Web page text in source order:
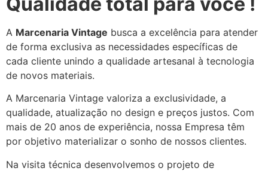
A Marcenaria Vintage busca a excelência para atender
de forma exclusiva as necessidades específicas de
cada cliente unindo a qualidade artesanal à tecnologia
de novos materiais.
A Marcenaria Vintage valoriza a exclusividade, a
qualidade, atualização no design e preços justos. Com
mais de 20 anos de experiência, nossa Empresa têm
por objetivo materializar o sonho de nossos clientes.
Na visita técnica desenvolvemos o projeto de